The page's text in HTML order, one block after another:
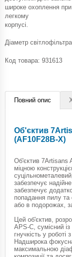
широке охоплення
легкому
корпусі.
Діаметр
Код товара: 931613
Повний опис
Об'єктив
(AF10F28B-X)
Об'єктив 7Artisans
міцною
забезпечує
забезпечує
попадання пилу та
або в подорожах,
Цей об'єктив,
APS-C, сумісний
гнучкість у
Надширока
максимальною